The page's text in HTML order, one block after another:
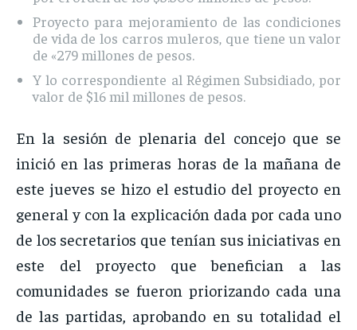
Proyecto para mejoramiento de las condiciones
de vida de los carros muleros, que tiene un valor
de «279 millones de pesos.
Y lo correspondiente al Régimen Subsidiado, por
valor de $16 mil millones de pesos.
En la sesión de plenaria del concejo que se
inició en las primeras horas de la mañana de
este jueves se hizo el estudio del proyecto en
general y con la explicación dada por cada uno
de los secretarios que tenían sus iniciativas en
este del proyecto que benefician a las
comunidades se fueron priorizando cada una
de las partidas, aprobando en su totalidad el